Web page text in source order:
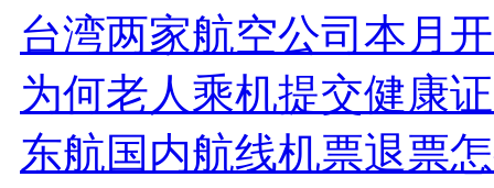
台湾两家航空公司本月
为何老人乘机提交健康
东航国内航线机票退票